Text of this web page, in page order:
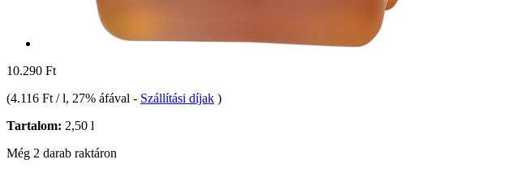
10.290 Ft
(4.116 Ft / l, 27% áfával - Szállítási díjak )
Tartalom: 2,50 l
Még 2 darab raktáron